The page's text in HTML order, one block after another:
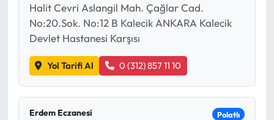
Halit Cevri Aslangil Mah. Çağlar Cad.
No:20.Sok. No:12 B Kalecik ANKARA Kalecik
Devlet Hastanesi Karşısı
Yol Tarifi Al 0 (312) 857 11 10
Erdem Eczanesi Polatlı